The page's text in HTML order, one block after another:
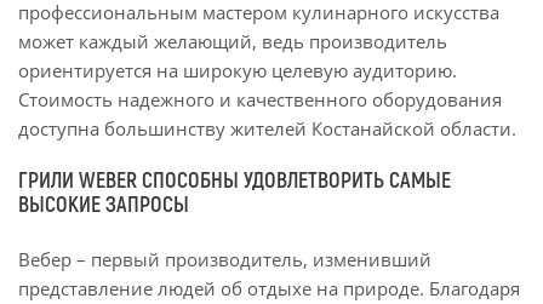
профессиональным мастером кулинарного искусства
может каждый желающий, ведь производитель
ориентируется на широкую целевую аудиторию.
Стоимость надежного и качественного оборудования
доступна большинству жителей Костанайской области.
ГРИЛИ WEBER СПОСОБНЫ УДОВЛЕТВОРИТЬ САМЫЕ
ВЫСОКИЕ ЗАПРОСЫ
Вебер – первый производитель, изменивший
представление людей об отдыхе на природе. Благодаря